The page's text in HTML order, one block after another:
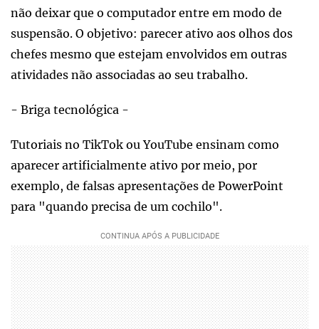
não deixar que o computador entre em modo de
suspensão. O objetivo: parecer ativo aos olhos dos
chefes mesmo que estejam envolvidos em outras
atividades não associadas ao seu trabalho.
- Briga tecnológica -
Tutoriais no TikTok ou YouTube ensinam como
aparecer artificialmente ativo por meio, por
exemplo, de falsas apresentações de PowerPoint
para "quando precisa de um cochilo".